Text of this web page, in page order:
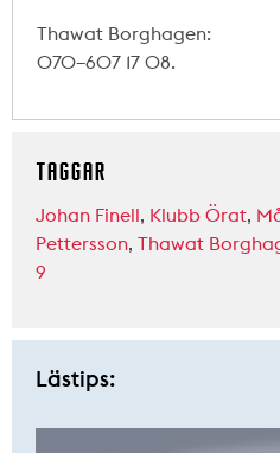
Thawat Borghagen:
070–607 17 08.
TAGGAR
Johan Finell, Klubb Örat,
Pettersson, Thawat
9
Lästips: